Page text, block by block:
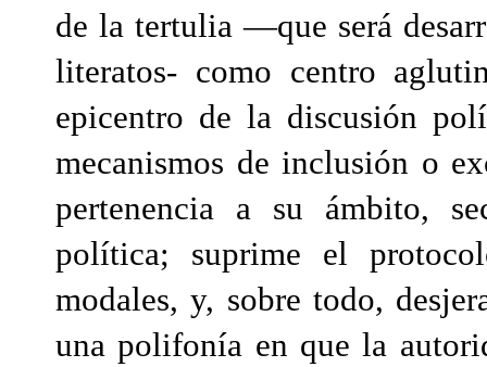
de la tertulia —que será
literatos- como centro
epicentro de la discusión
mecanismos de inclusión o
pertenencia a su ámbito,
política; suprime el
modales, y, sobre todo,
una polifonía en que la